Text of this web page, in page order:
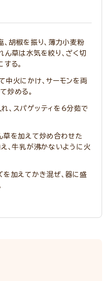
、胡椒を振り、薄力小麦粉
ん草は水気を絞り、ざく切
る。
中火にかけ、サーモンを両
炒める。
、スパゲッティを6分茹で
草を加えて炒め合わせた
え、牛乳が沸かないように火
を加えてかき混ぜ、器に盛